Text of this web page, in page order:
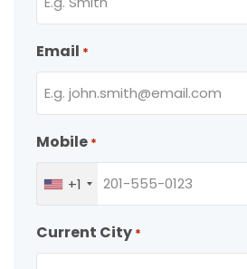
Email *
Mobile *
+1
Current City *